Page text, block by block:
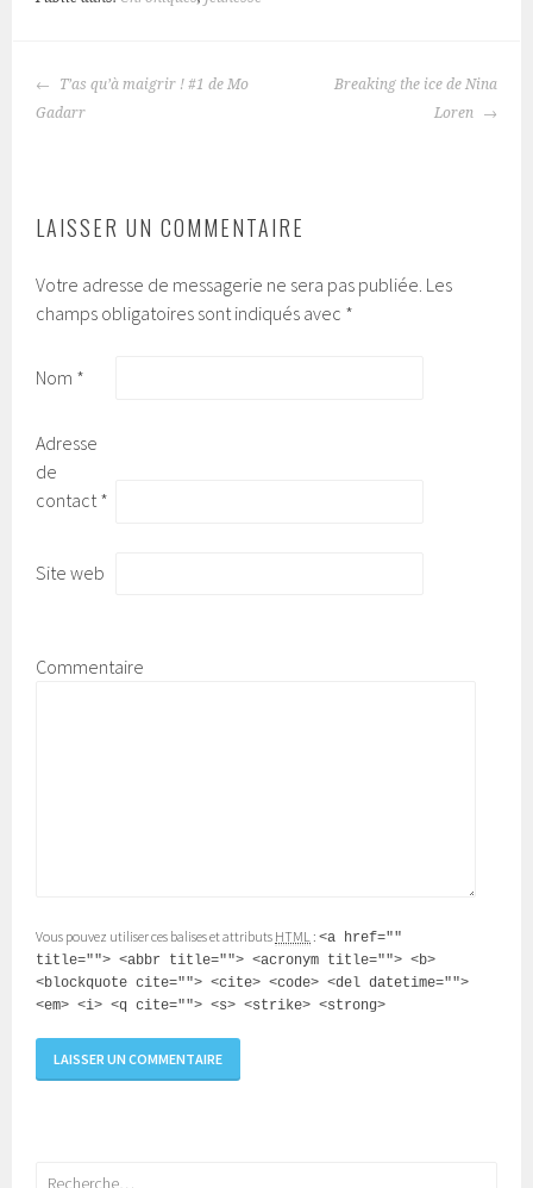
NAVIGATION
T’as qu’à maigrir ! #1 de Mo
Gadarr
Breaking the ice de Nina
Loren
LAISSER UN COMMENTAIRE
Votre adresse de messagerie ne sera pas publiée. Les
champs obligatoires sont indiqués avec *
Nom *
Adresse
de
contact*
Site web
Commentaire
Vous pouvez utiliser ces balises et attributs HTML :<a href=""
title=""> <abbr title=""> <acronym title=""> <b>
<blockquote cite=""> <cite> <code> <del datetime="">
<em> <i> <q cite=""> <s> <strike> <strong>
Rechercher :